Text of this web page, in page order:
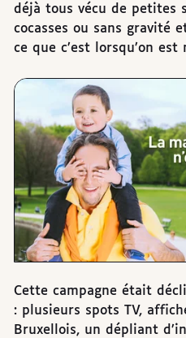
déjà tous vécu de petites
cocasses ou sans gravité
ce que c’est lorsqu’on est
Cette campagne était
: plusieurs spots TV,
Bruxellois, un dépliant